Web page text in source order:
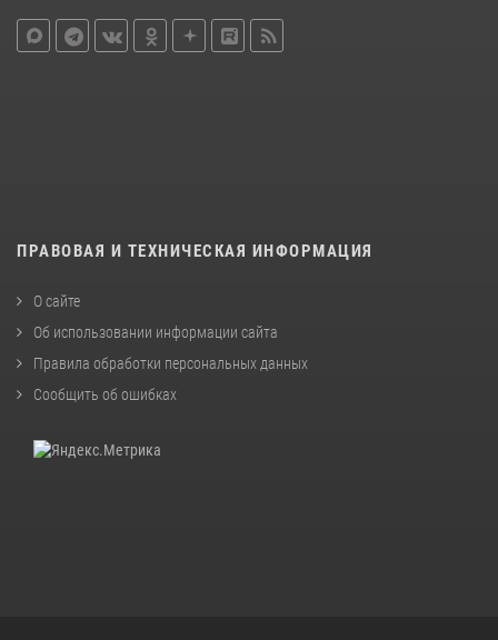
ПРАВОВАЯ И ТЕХНИЧЕСКАЯ ИНФОРМАЦИЯ
О сайте
Об использовании информации сайта
Правила обработки персональных данных
Сообщить об ошибках